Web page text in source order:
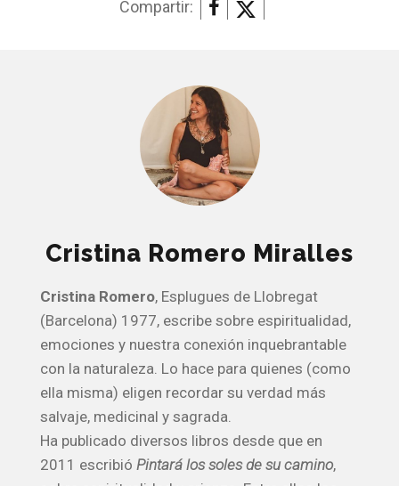
Compartir:
Cristina Romero Miralles
Cristina Romero, Esplugues de Llobregat
(Barcelona) 1977, escribe sobre espiritualidad,
emociones y nuestra conexión inquebrantable
con la naturaleza. Lo hace para quienes (como
ella misma) eligen recordar su verdad más
salvaje, medicinal y sagrada.
Ha publicado diversos libros desde que en
2011 escribió Pintará los soles de su camino,